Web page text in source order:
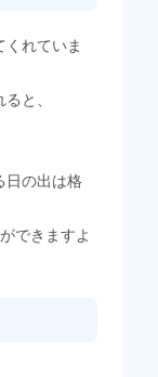
れていま
と、
日の出は格
できますよ